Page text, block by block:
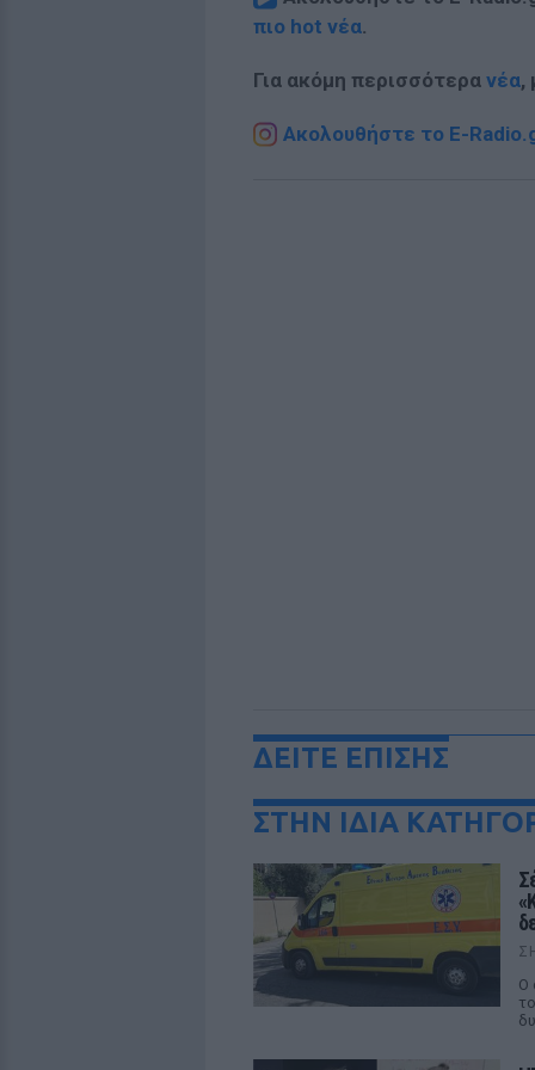
πιο hot νέα.
Για ακόμη περισσότερα νέα,
Ακολουθήστε το E-
ΔΕΙΤΕ ΕΠΙΣΗΣ
ΣΤΗΝ ΙΔΙΑ
Ο